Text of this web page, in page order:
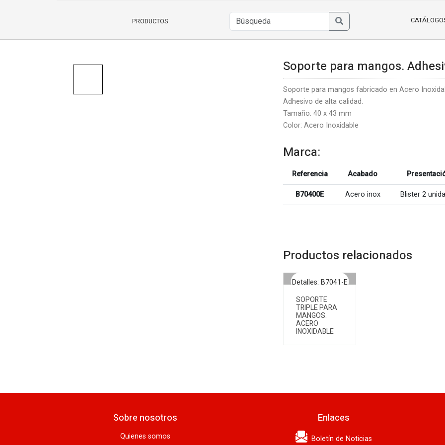
PRODUCTOS
Soporte para mangos.
Soporte para mangos fabricado en Acero
Adhesivo de alta calidad.
Tamaño: 40 x 43 mm
Color: Acero Inoxidable
Marca:
Referencia Acabado
B70400E Acero inox Blister 2
Productos relacionados
Detalles: B7041-E
SOPORTE
TRIPLE PARA
MANGOS.
ACERO
INOXIDABLE
Sobre nosotros
Quienes somos
Enlaces
Boletín de Noticias